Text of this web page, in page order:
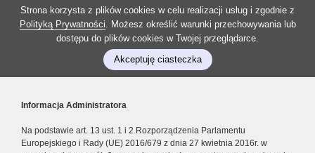
Strona korzysta z plików cookies w celu realizacji usług i zgodnie z
Polityką Prywatności. Możesz określić warunki przechowywania lub
dostępu do plików cookies w Twojej przeglądarce.
Akceptuję ciasteczka
Informacja Administratora
Na podstawie art. 13 ust. 1 i 2 Rozporządzenia Parlamentu
Europejskiego i Rady (UE) 2016/679 z dnia 27 kwietnia 2016r. w